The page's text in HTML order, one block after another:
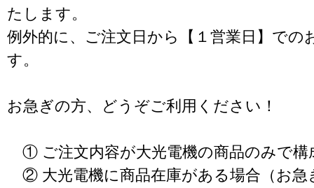
たします。
例外的に、ご注文日から【１営業日】での
す。
お急ぎの方、どうぞご利用ください！
① ご注文内容が大光電機の商品のみで構
② 大光電機に商品在庫がある場合（お急